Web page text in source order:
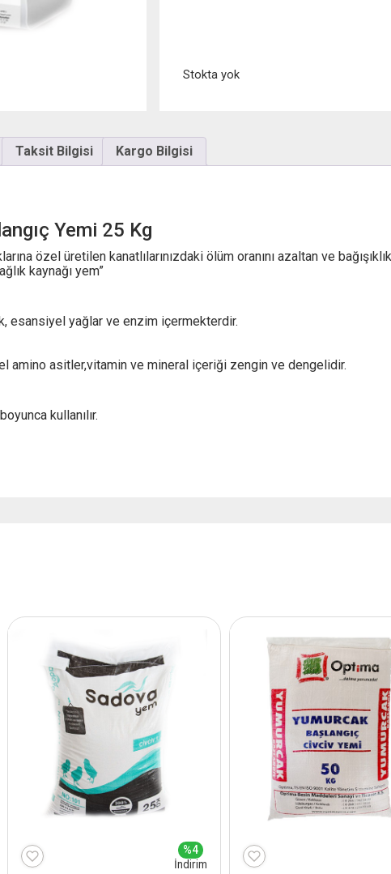
Stokta yok
Taksit Bilgisi Kargo Bilgisi
Yemi 25 Kg
özel üretilen kanatlılarınızdaki ölüm oranını azaltan ve
kaynağı yem”
esansiyel yağlar ve enzim içermekterdir.
amino asitler,vitamin ve mineral içeriği zengin ve dengelidir.
kullanılır.
%4
İndirim